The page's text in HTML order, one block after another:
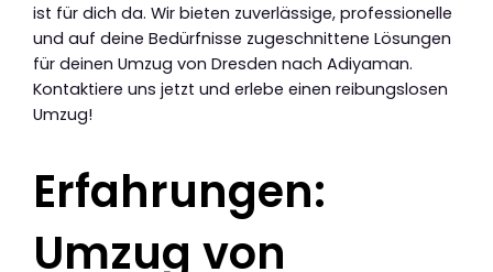
ist für dich da. Wir bieten zuverlässige, professionelle
und auf deine Bedürfnisse zugeschnittene Lösungen
für deinen Umzug von Dresden nach Adiyaman.
Kontaktiere uns jetzt und erlebe einen reibungslosen
Umzug!
Erfahrungen:
Umzug von